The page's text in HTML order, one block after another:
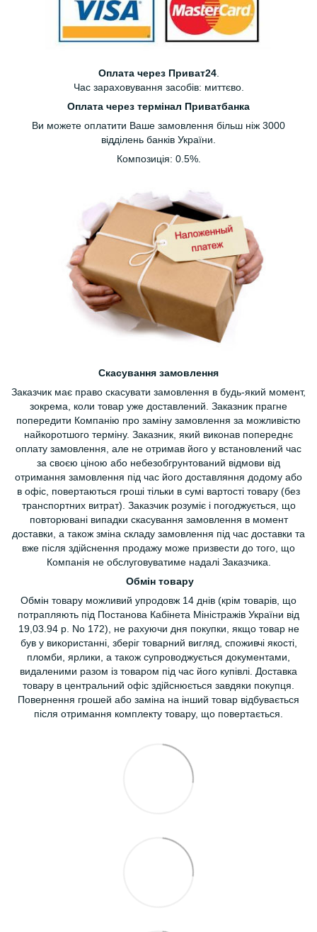
Оплата через Приват24.
Час зараховування засобів: миттєво.
Оплата через термінал Приватбанка
Ви можете оплатити Ваше замовлення більш ніж 3000
відділень банків України.
Композиція: 0.5%.
Скасування замовлення
Заказчик має право скасувати замовлення в будь-який момент,
зокрема, коли товар уже доставлений. Заказник прагне
попередити Компанію про заміну замовлення за можливістю
найкоротшого терміну. Заказник, який виконав попереднє
оплату замовлення, але не отримав його у встановлений час
за своєю ціною або небезобгрунтований відмови від
отримання замовлення під час його доставляння додому або
в офіс, повертаються гроші тільки в сумі вартості товару (без
транспортних витрат). Заказчик розуміє і погоджується, що
повторювані випадки скасування замовлення в момент
доставки, а також зміна складу замовлення під час доставки та
вже після здійснення продажу може призвести до того, що
Компанія не обслуговуватиме надалі Заказчика.
Обмін товару
Обмін товару можливий упродовж 14 днів (крім товарів, що
потрапляють під Постанова Кабінета Міністражів України від
19,03.94 р. No 172), не рахуючи дня покупки, якщо товар не
був у використанні, зберіг товарний вигляд, споживчі якості,
пломби, ярлики, а також супроводжується документами,
видаленими разом із товаром під час його купівлі. Доставка
товару в центральний офіс здійснюється завдяки покупця.
Повернення грошей або заміна на інший товар відбувається
після отримання комплекту товару, що повертається.